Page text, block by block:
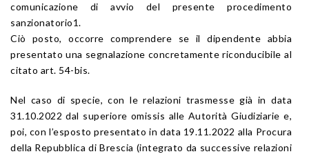
comunicazione di avvio del presente procedimento
sanzionatorio1.
Ciò posto, occorre comprendere se il dipendente abbia
presentato una segnalazione concretamente riconducibile al
citato art. 54-bis.
Nel caso di specie, con le relazioni trasmesse già in data
31.10.2022 dal superiore omissis alle Autorità Giudiziarie e,
poi, con l’esposto presentato in data 19.11.2022 alla Procura
della Repubblica di Brescia (integrato da successive relazioni